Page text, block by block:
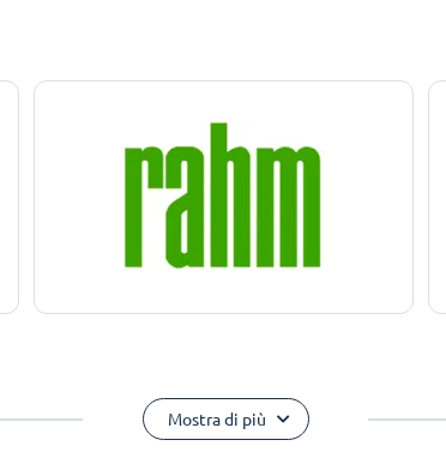
Mostra di più